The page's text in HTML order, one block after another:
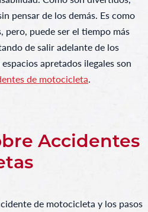
pensar de los demás. Es como
pero, puede ser el tiempo más
de salir adelante de los
apretados ilegales son
de motocicleta.
Accidentes
de motocicleta y los pasos